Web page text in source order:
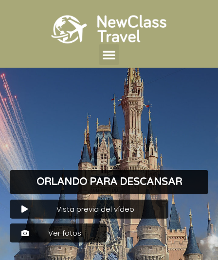
ORLANDO PARA DESCANSAR
Ver fotos
Vista previa del vídeo